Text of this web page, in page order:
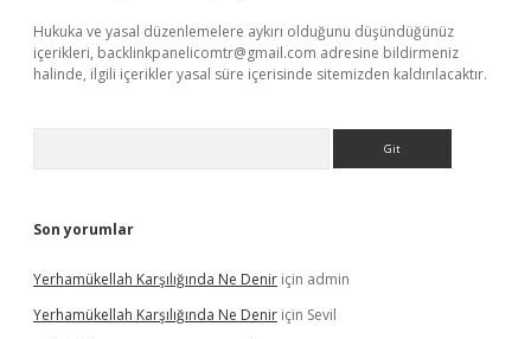
Hukuka ve yasal düzenlemelere aykırı olduğunu düşündüğünüz
içerikleri, backlinkpanelicomtr@gmail.com adresine bildirmeniz
halinde, ilgili içerikler yasal süre içerisinde sitemizden kaldırılacaktır.
Son yorumlar
Yerhamükellah Karşılığında Ne Denir için admin
Yerhamükellah Karşılığında Ne Denir için Sevil